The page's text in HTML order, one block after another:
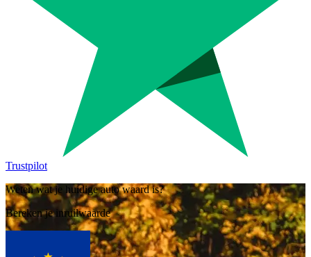
Trustpilot
Weten wat je huidige auto waard is?
Bereken je inruilwaarde